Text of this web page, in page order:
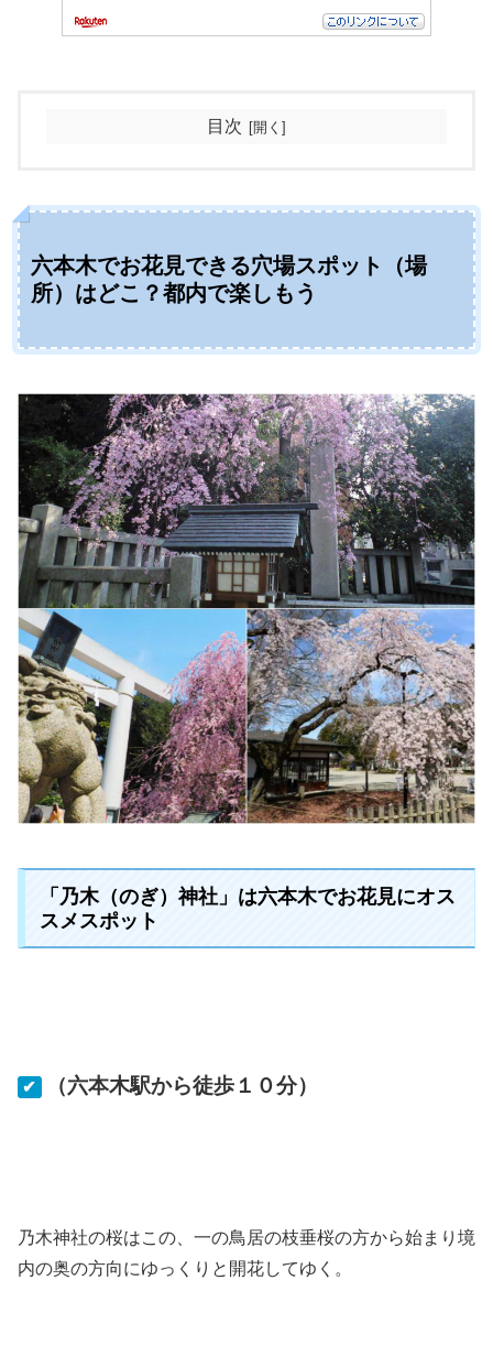
目次
六本木でお花見できる穴場スポット（場
所）はどこ？都内で楽しもう
「乃木（のぎ）神社」は六本木でお花見にオス
スメスポット
✔ （六本木駅から徒歩１０分）
乃木神社の桜はこの、一の鳥居の枝垂桜の方から始まり境
内の奥の方向にゆっくりと開花してゆく。